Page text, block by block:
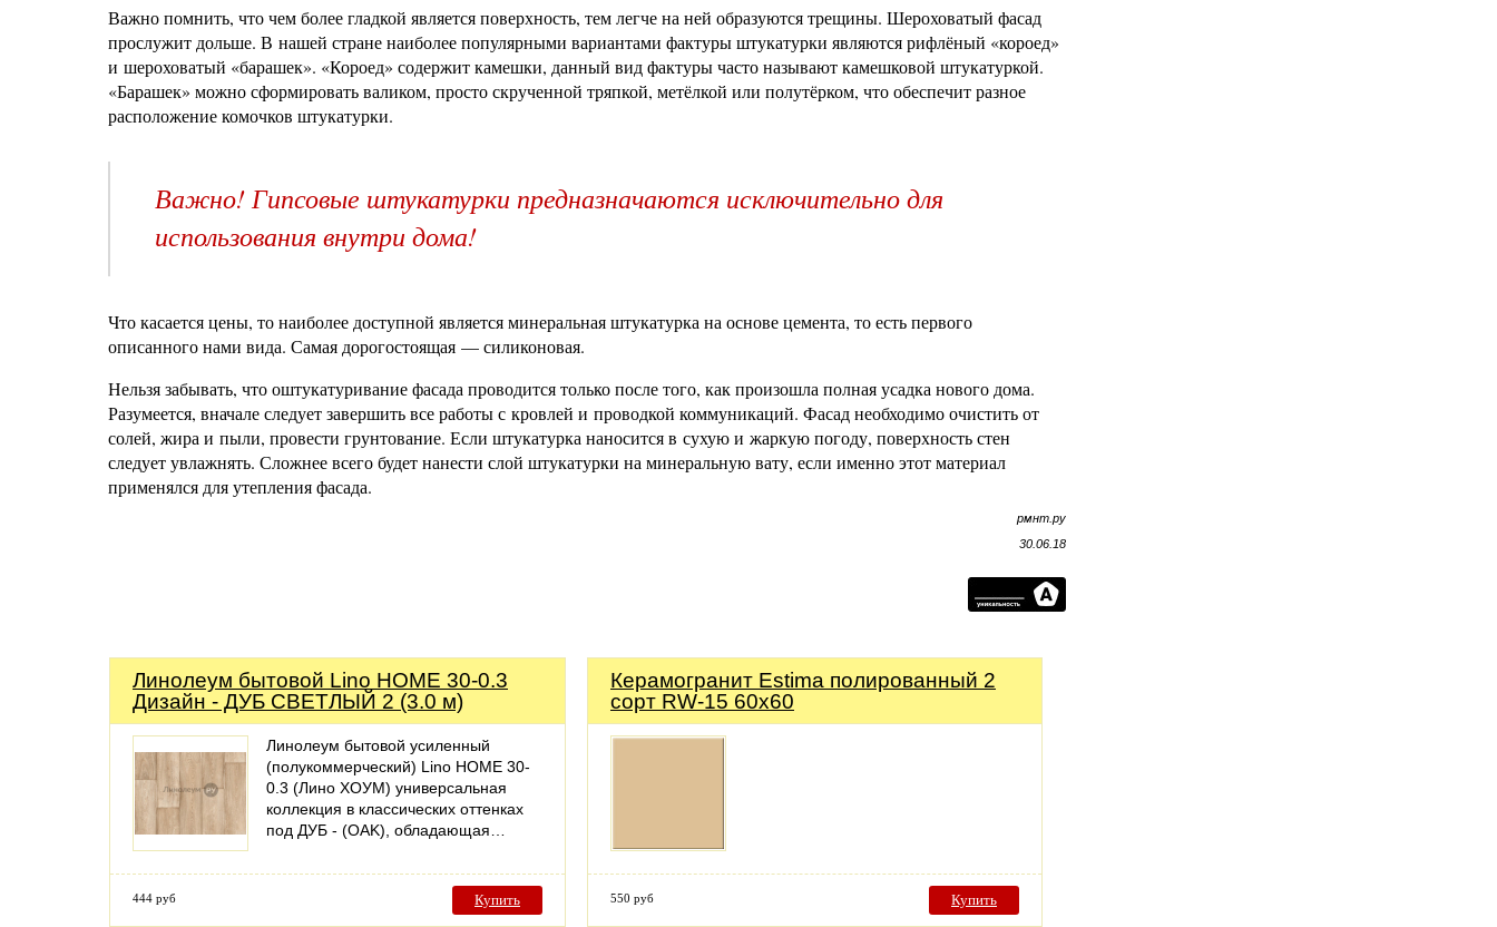
Важно помнить, что чем более гладкой является поверхность, тем легче на ней образуются трещины. Шероховатый фасад
прослужит дольше. В нашей стране наиболее популярными вариантами фактуры штукатурки являются рифлёный «короед»
и шероховатый «барашек». «Короед» содержит камешки, данный вид фактуры часто называют камешковой штукатуркой.
«Барашек» можно сформировать валиком, просто скрученной тряпкой, метёлкой или полутёрком, что обеспечит разное
расположение комочков штукатурки.
Важно! Гипсовые штукатурки предназначаются исключительно для
использования внутри дома!
Что касается цены, то наиболее доступной является минеральная штукатурка на основе цемента, то есть первого
описанного нами вида. Самая дорогостоящая — силиконовая.
Нельзя забывать, что оштукатуривание фасада проводится только после того, как произошла полная усадка нового дома.
Разумеется, вначале следует завершить все работы с кровлей и проводкой коммуникаций. Фасад необходимо очистить от
солей, жира и пыли, провести грунтование. Если штукатурка наносится в сухую и жаркую погоду, поверхность стен
следует увлажнять. Сложнее всего будет нанести слой штукатурки на минеральную вату, если именно этот материал
применялся для утепления фасада.
рмнт.ру
30.06.18
Линолеум бытовой Lino HOME 30-0.3
Дизайн - ДУБ СВЕТЛЫЙ 2 (3.0 м)
Линолеум бытовой усиленный
(полукоммерческий) Lino HOME 30-
0.3 (Лино ХОУМ) универсальная
коллекция в классических оттенках
под ДУБ - (OAK), обладающая…
444 руб Купить
Керамогранит Estima полированный 2
сорт RW-15 60х60
550 руб Купить